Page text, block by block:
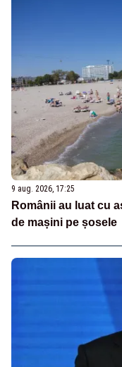
9 aug. 2026, 17:25
Românii au luat cu
de mașini pe șosele